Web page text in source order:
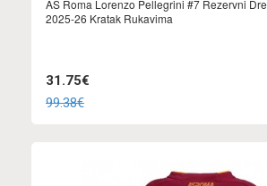
AS Roma Lorenzo Pellegrini #7 Rezervni
2025-26 Kratak Rukavima
31.75€
99.38€